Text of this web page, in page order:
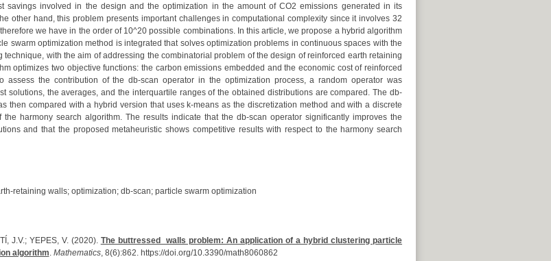
savings involved in the design and the optimization in the amount of CO2 emissions generated in its
other hand, this problem presents important challenges in computational complexity since it involves 32
we have in the order of 10^20 possible combinations. In this article, we propose a hybrid algorithm
swarm optimization method is integrated that solves optimization problems in continuous spaces with the
technique, with the aim of addressing the combinatorial problem of the design of reinforced earth retaining
optimizes two objective functions: the carbon emissions embedded and the economic cost of reinforced
assess the contribution of the db-scan operator in the optimization process, a random operator was
solutions, the averages, and the interquartile ranges of the obtained distributions are compared. The db-
then compared with a hybrid version that uses k-means as the discretization method and with a discrete
the harmony search algorithm. The results indicate that the db-scan operator significantly improves the
and that the proposed metaheuristic shows competitive results with respect to the harmony search
retaining walls; optimization; db-scan; particle swarm optimization
J.V.; YEPES, V. (2020). The buttressed walls problem: An application of a hybrid clustering particle
algorithm Mathematics, 8(6):862. https://doi.org/10.3390/math8060862